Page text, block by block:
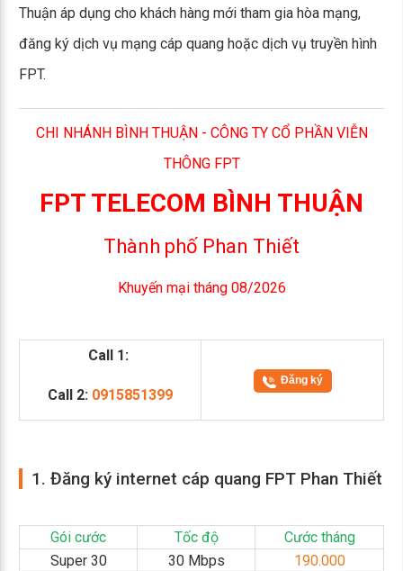
Thuận áp dụng cho khách hàng mới tham gia hòa mạng,
đăng ký dịch vụ mạng cáp quang hoặc dịch vụ truyền hình
FPT.
CHI NHÁNH BÌNH THUẬN - CÔNG TY CỔ PHẦN VIỄN
THÔNG FPT
FPT TELECOM BÌNH THUẬN
Thành phố Phan Thiết
Khuyến mại tháng 08/2026
Call 1:
Call 2: 0915851399
Đăng ký
1. Đăng ký internet cáp quang FPT Phan Thiết
Gói cước Tốc độ
Cước tháng
Super 30
30 Mbps
190.000